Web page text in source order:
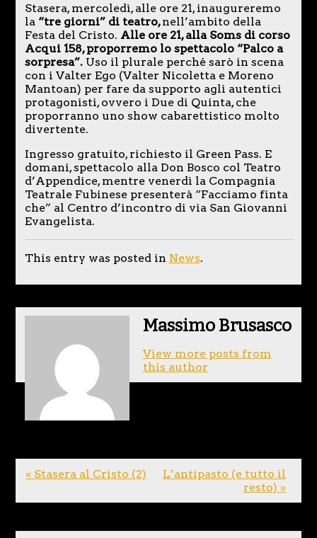
Stasera, mercoledì, alle ore 21, inaugureremo
la “tre giorni” di teatro,nell’ambito della
Festa del Cristo. Alle ore 21, alla Soms di corso
Acqui 158, proporremo lo spettacolo “Palco a
sorpresa”.Uso il plurale perché sarò in scena
con i Valter Ego (Valter Nicoletta e Moreno
Mantoan) per fare da supporto agli autentici
protagonisti, ovvero i Due di Quinta, che
proporranno uno show cabarettistico molto
divertente.
Ingresso gratuito, richiesto il Green Pass. E
domani, spettacolo alla Don Bosco col Teatro
d’Appendice, mentre venerdì la Compagnia
Teatrale Fubinese presenterà “Facciamo finta
che” al Centro d’incontro di via San Giovanni
Evangelista.
This entry was posted in News.
Massimo Brusasco
View more posts from
this author
« Stasera al Cristo (2)
L’antipasto (e tutto il
resto) »